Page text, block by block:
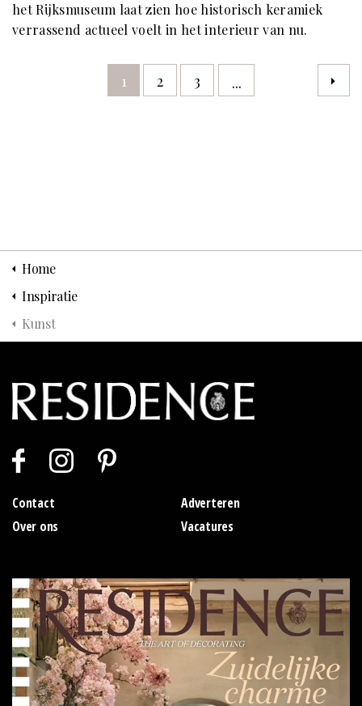
het Rijksmuseum laat zien hoe historisch keramiek
verrassend actueel voelt in het interieur van nu.
1 2 3 ...
Home
Inspiratie
Kunst
Contact
Adverteren
Over ons
Vacatures